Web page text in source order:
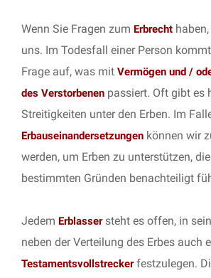
Wenn Sie Fragen zum Erbrecht
uns. Im Todesfall einer Person
Frage auf, was mit Vermögen und /
des Verstorbenen passiert. Oft gibt es
Streitigkeiten unter den Erben. Im
Erbauseinandersetzungen können wir
werden, um Erben zu unterstützen,
bestimmten Gründen benachteiligt
Jedem Erblassersteht es offen, in
neben der Verteilung des Erbes auch
Testamentsvollstreckerfestzulegen.